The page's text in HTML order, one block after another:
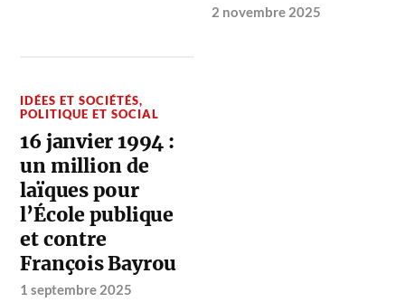
2 novembre 2025
IDÉES ET SOCIÉTÉS,
POLITIQUE ET SOCIAL
16 janvier 1994 :
un million de
laïques pour
l’École publique
et contre
François Bayrou
1 septembre 2025